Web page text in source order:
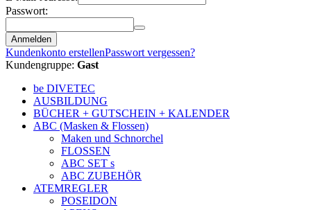
Passwort:
Anmelden
Kundenkonto erstellenPasswort vergessen?
Kundengruppe: Gast
be DIVETEC
AUSBILDUNG
BÜCHER + GUTSCHEIN + KALENDER
ABC (Masken & Flossen)
Maken und Schnorchel
FLOSSEN
ABC SET s
ABC ZUBEHÖR
ATEMREGLER
POSEIDON